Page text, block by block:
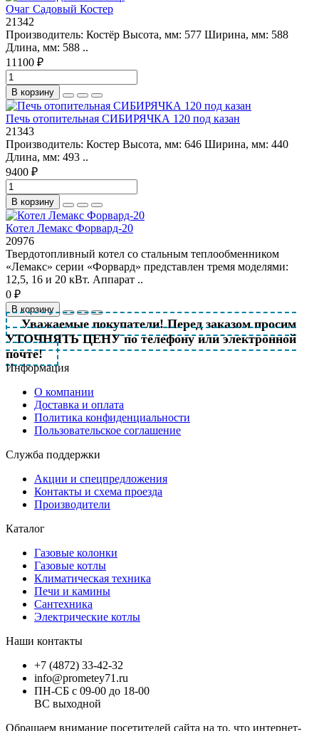
Очаг Садовый Костер
21342
Производитель: Костёр Высота, мм: 577 Ширина, мм: 588
Длина, мм: 588 ..
11100 ₽
В корзину
Печь отопительная СИБИРЯЧКА 120 под казан
21343
Производитель: Костер Высота, мм: 646 Ширина, мм: 440
Длина, мм: 493 ..
9400 ₽
В корзину
Котел Лемакс Форвард-20
20976
Твердотопливный котел со стальным теплообменником
«Лемакс» серии «Форвард» представлен тремя моделями:
12,5, 16 и 20 кВт. Аппарат ..
0 ₽
В корзину
Уважаемые покупатели! Перед заказом просим
УТОЧНЯТЬ ЦЕНУ по телефону или электронной
почте!
Информация
О компании
Доставка и оплата
Политика конфиденциальности
Пользовательское соглашение
Служба поддержки
Акции и спецпредложения
Контакты и схема проезда
Производители
Каталог
Газовые колонки
Газовые котлы
Климатическая техника
Печи и камины
Сантехника
Электрические котлы
Наши контакты
+7 (4872) 33-42-32
info@prometey71.ru
ПН-СБ с 09-00 до 18-00
ВС выходной
Обращаем внимание посетителей сайта на то, что интернет-